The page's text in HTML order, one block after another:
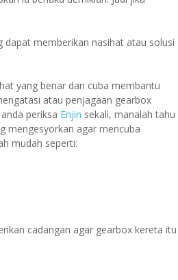
memberikan nasihat atau solusi
yang benar dan cuba membantu
atau penjagaan gearbox
periksa Enjin sekali, manalah tahu
mengesyorkan agar mencuba
mudah seperti:
cadangan agar gearbox kereta itu